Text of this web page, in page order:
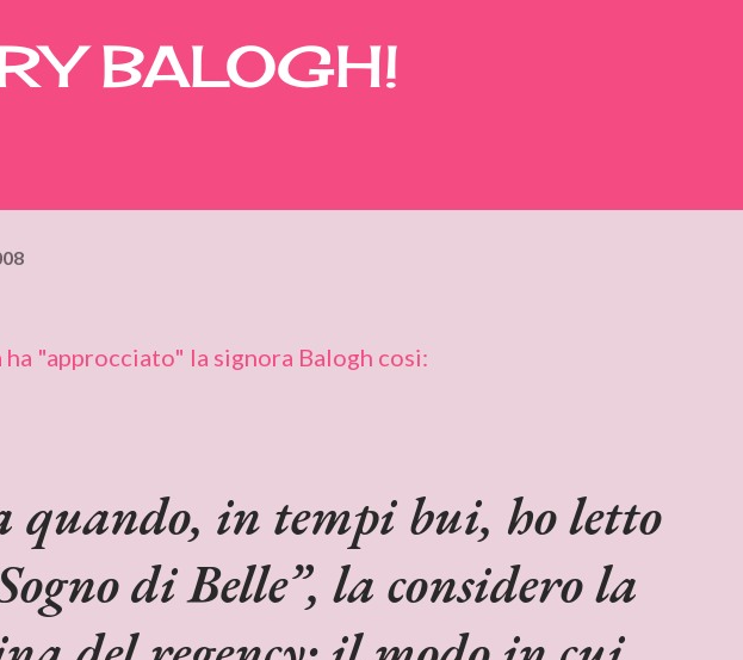
BALOGH!
ha "approcciato" la signora Balogh cosi:
quando, in tempi bui, ho letto
di Belle”, la considero la